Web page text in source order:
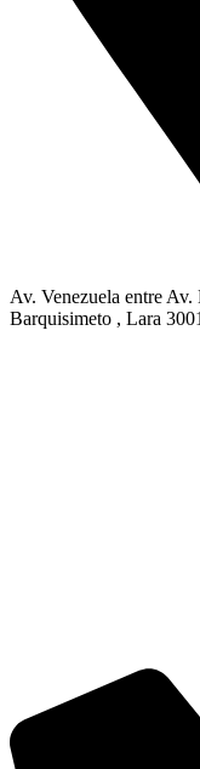
Av. Venezuela entre
Barquisimeto , Lara